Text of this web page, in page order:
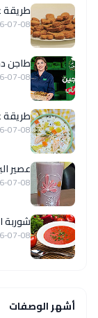
07-08
طاجن
07-08
طريقة
07-08
عصير
07-08
شوربة
07-08
أشهر الوصفات